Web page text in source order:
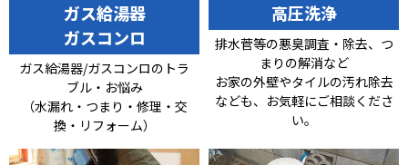
ガス給湯器
ガスコンロ
ガス給湯器/ガスコンロのトラ
ブル・お悩み
（水漏れ・つまり・修理・交
換・リフォーム）
高圧洗浄
排水菅等の悪臭調査・除去、つ
まりの解消など
お家の外壁やタイルの汚れ除去
なども、お気軽にご相談くださ
い。